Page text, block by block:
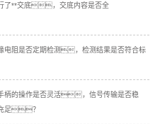
了**交底，交底内容是否全
电阻是否定期检测，检测结果是否符合标
柄的操作是否灵活，信号传输是否稳
足？